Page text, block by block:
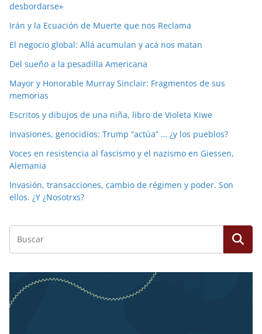
desbordarse»
Irán y la Ecuación de Muerte que nos Reclama
El negocio global: Allá acumulan y acá nos matan
Del sueño a la pesadilla Americana
Mayor y Honorable Murray Sinclair: Fragmentos de sus
memorias
Escritos y dibujos de una niña, libro de Violeta Kiwe
Invasiones, genocidios: Trump “actúa” … ¿y los pueblos?
Voces en resistencia al fascismo y el nazismo en Giessen,
Alemania
Invasión, transacciones, cambio de régimen y poder. Son
ellos. ¿Y ¿Nosotrxs?